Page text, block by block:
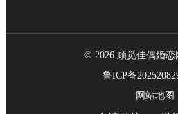
© 2026 顾觅佳偶婚恋
鲁ICP备
网站地图